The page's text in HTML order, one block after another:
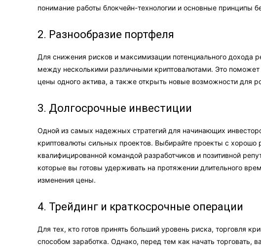
понимание работы блокчейн-технологии и основные принципы
2. Разнообразие портфеля
Для снижения рисков и максимизации потенциального дохода
между несколькими различными криптовалютами. Это поможет
цены одного актива, а также открыть новые возможности для
3. Долгосрочные инвестиции
Одной из самых надежных стратегий для начинающих
криптовалюты сильных проектов. Выбирайте проекты с хорошо
квалифицированной командой разработчиков и позитивной
которые вы готовы удерживать на протяжении длительного
изменения цены.
4. Трейдинг и краткосрочные операции
Для тех, кто готов принять больший уровень риска, торговля
способом заработка. Однако, перед тем как начать торговать,